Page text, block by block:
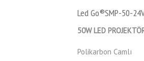
Led Go®SMP-50-
50W LED
Polikarbon Camlı